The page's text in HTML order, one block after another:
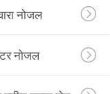
नोजल
नोजल